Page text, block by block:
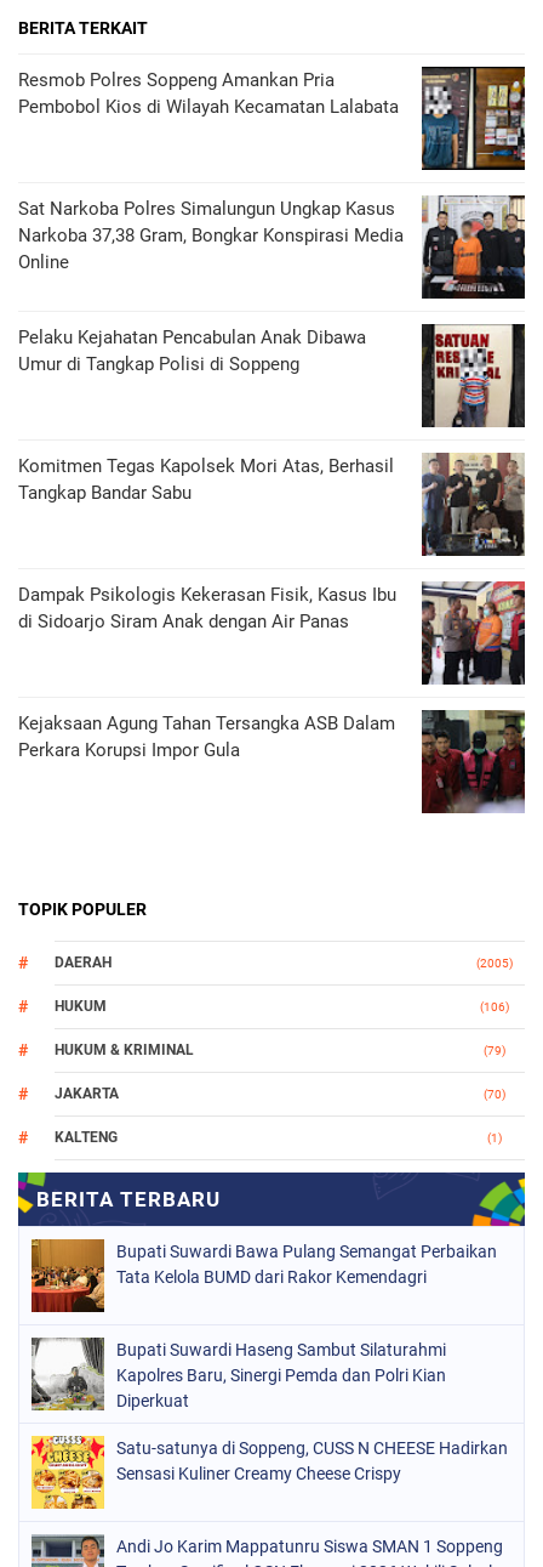
BERITA TERKAIT
Resmob Polres Soppeng Amankan Pria
Pembobol Kios di Wilayah Kecamatan Lalabata
Sat Narkoba Polres Simalungun Ungkap Kasus
Narkoba 37,38 Gram, Bongkar Konspirasi Media
Online
Pelaku Kejahatan Pencabulan Anak Dibawa
Umur di Tangkap Polisi di Soppeng
Komitmen Tegas Kapolsek Mori Atas, Berhasil
Tangkap Bandar Sabu
Dampak Psikologis Kekerasan Fisik, Kasus Ibu
di Sidoarjo Siram Anak dengan Air Panas
Kejaksaan Agung Tahan Tersangka ASB Dalam
Perkara Korupsi Impor Gula
TOPIK POPULER
DAERAH (2005)
HUKUM (106)
HUKUM & KRIMINAL (79)
JAKARTA (70)
KALTENG (1)
(78)
NASIONAL (748)
ORGANISASI
PERISTIWA
POLITIK
POLRI
SOPPENG (1149)
SULSEL
Bupati Suwardi Bawa Pulang Semangat Perbaikan
Tata Kelola BUMD dari Rakor Kemendagri
Bupati Suwardi Haseng Sambut Silaturahmi
Kapolres Baru, Sinergi Pemda dan Polri Kian
Diperkuat
Satu-satunya di Soppeng, CUSS N CHEESE Hadirkan
Sensasi Kuliner Creamy Cheese Crispy
Andi Jo Karim Mappatunru Siswa SMAN 1 Soppeng